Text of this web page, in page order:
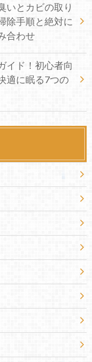
いとカビの取り
除手順と絶対に
合わせ
イド！初心者向
適に眠る7つの